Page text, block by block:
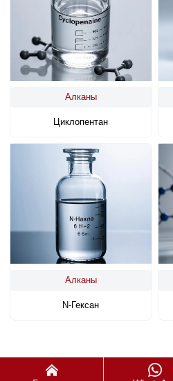
Алканы
Циклопентан
Алканы
N-Гексан
 